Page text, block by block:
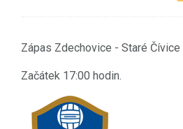
Zápas Zdechovice - Staré Čívice
Začátek 17:00 hodin.